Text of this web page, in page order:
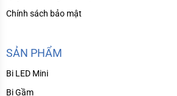
Chính sách bảo mật
SẢN PHẨM
Bi LED Mini
Bi Gầm